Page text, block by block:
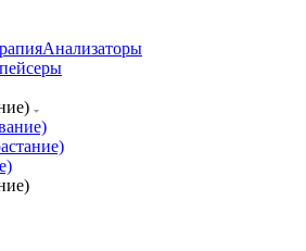
Анализаторы